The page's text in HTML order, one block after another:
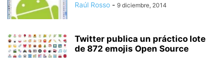
Raúl Rosso - 9 diciembre, 2014
Twitter publica un práctico lote
de 872 emojis Open Source